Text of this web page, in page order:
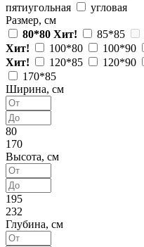
пятиугольная
угловая
Размер, см
80*80 Хит! 85*85
Хит!
100*80 100*90
Хит!
120*85 120*90
170*85
Ширина, см
80
170
Высота, см
195
232
Глубина, см